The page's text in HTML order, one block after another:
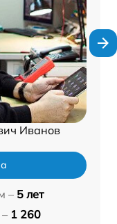
Иванов
– 5 лет
1 260